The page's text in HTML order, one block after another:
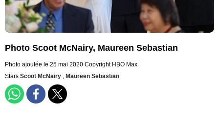
Photo Scoot McNairy, Maureen Sebastian
Photo ajoutée le 25 mai 2020 Copyright HBO Max
Stars Scoot McNairy , Maureen Sebastian